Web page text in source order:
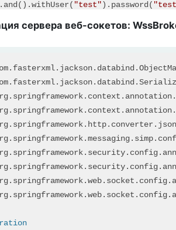
"test").password(
.authorizeRequests()
.anyRequest().authenticated()
return
new
сервера веб-сокетов:
fasterxml. jackson. databind .
fasterxml. jackson. databind .
springframework. context . annotation.
springframework. context . annotation
springframework. http. converter . json
springframework.messaging. simp.
springframework. security. config.
springframework. security. config.
springframework.web. socket . config.
springframework.web. socket . config.